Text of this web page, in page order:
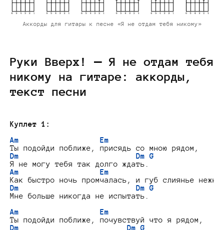
Аккорды для гитары к песне «Я не отдам тебя никому»
Руки Вверх! — Я не отдам тебя
никому на гитаре: аккорды,
текст песни
Куплет 1:
Am                  Em
Dm                          Dm G
Am                  Em
Dm                          Dm G
Мне больше никогда не испытать.
Am                  Em
Dm                        Dm G